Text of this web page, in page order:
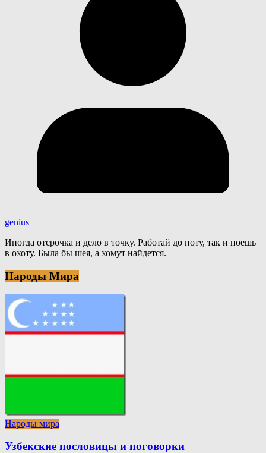
genius
Иногда отсрочка и дело в точку. Работай до поту, так и поешь
в охоту. Была бы шея, а хомут найдется.
Народы Мира
Народы мира
Узбекские пословицы и поговорки